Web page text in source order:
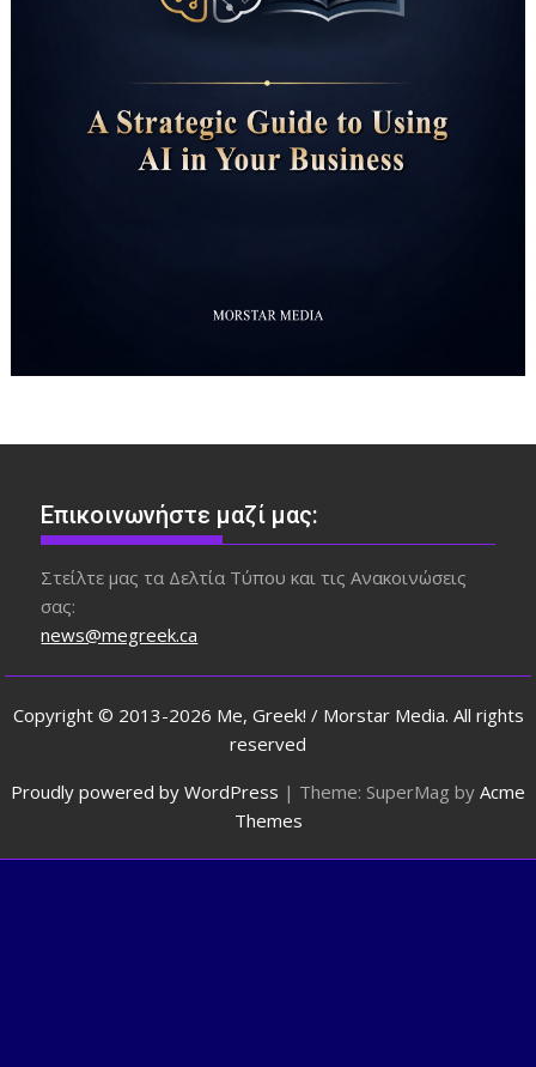
Επικοινωνήστε μαζί μας:
Στείλτε μας τα Δελτία Τύπου και τις Ανακοινώσεις
σας:
news@megreek.ca
Copyright © 2013-2026 Me, Greek! / Morstar Media. All rights
reserved
Proudly powered by WordPress | Theme: SuperMag by Acme
Themes